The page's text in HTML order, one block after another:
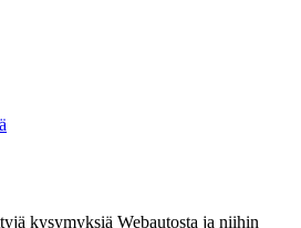
kysymyksiä Webautosta ja niihin